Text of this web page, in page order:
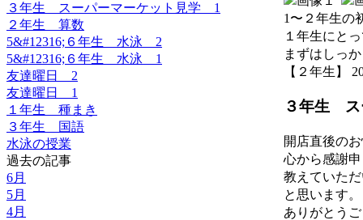
３年生 スーパーマーケット見学 1
２年生 算数
5&#12316;６年生 水泳 2
5&#12316;６年生 水泳 1
友達曜日 2
友達曜日 1
１年生 種まき
３年生 国語
水泳の授業
過去の記事
6月
5月
4月
1〜２年生の
１年生にと
まずはしっ
【２年生】
３年生 ス
開店直後の
心から感謝
教えていた
と思います。
ありがとう